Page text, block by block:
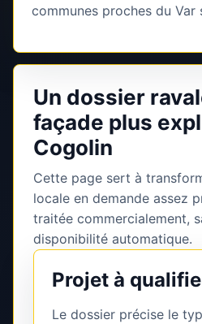
communes proches du Var
Un dossier
façade plus
Cogolin
Cette page sert à
locale en demande assez
traitée commercialement,
disponibilité automatique.
Projet à
Le dossier précise le